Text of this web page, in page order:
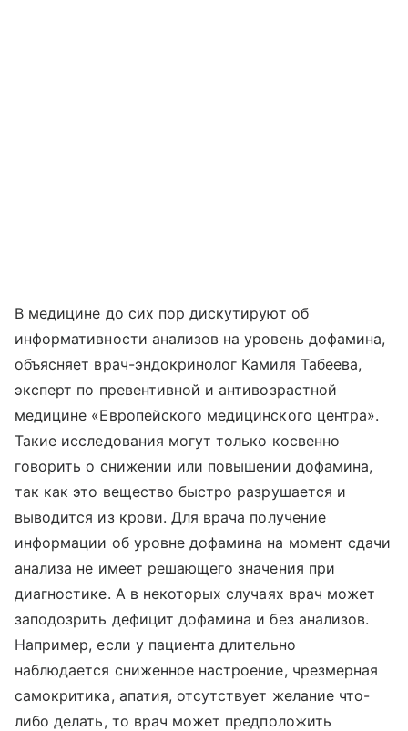
В медицине до сих пор дискутируют об
информативности анализов на уровень дофамина,
объясняет врач-эндокринолог Камиля Табеева,
эксперт по превентивной и антивозрастной
медицине «Европейского медицинского центра».
Такие исследования могут только косвенно
говорить о снижении или повышении дофамина,
так как это вещество быстро разрушается и
выводится из крови. Для врача получение
информации об уровне дофамина на момент сдачи
анализа не имеет решающего значения при
диагностике. А в некоторых случаях врач может
заподозрить дефицит дофамина и без анализов.
Например, если у пациента длительно
наблюдается сниженное настроение, чрезмерная
самокритика, апатия, отсутствует желание что-
либо делать, то врач может предположить